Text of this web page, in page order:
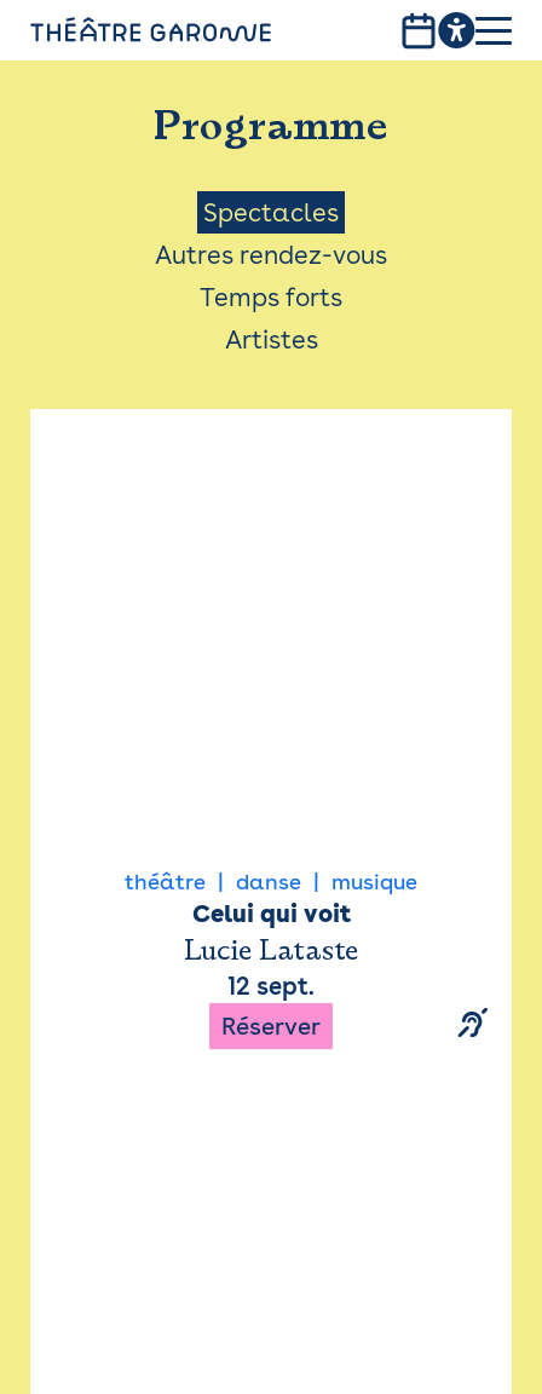
PROGRAMME
INFOS PRATIQUES
AVEC LES PUBLICS
ACCESSIBILITÉ
LES PRODUCTIONS
Programme
Menu
Saison
Spectacles
Autres rendez-vous
Temps forts
Artistes
théâtre danse musique
Celui qui voit
Lucie Lataste
12 sept.
Réserver